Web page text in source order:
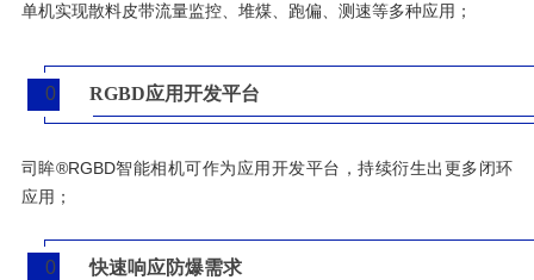
单机实现散料皮带流量监控、堆煤、跑偏、测速等多种应用；
0
6
RGBD应用开发平台
司眸®RGBD智能相机可作为应用开发平台，持续衍生出更多闭环
应用；
0
快速响应防爆需求